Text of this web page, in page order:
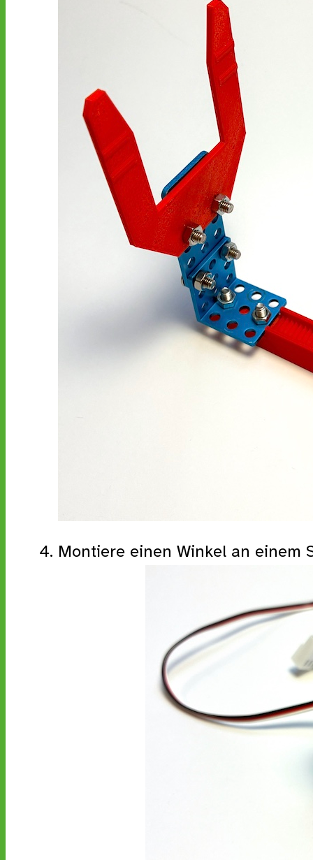
Montiere einen Winkel an einem